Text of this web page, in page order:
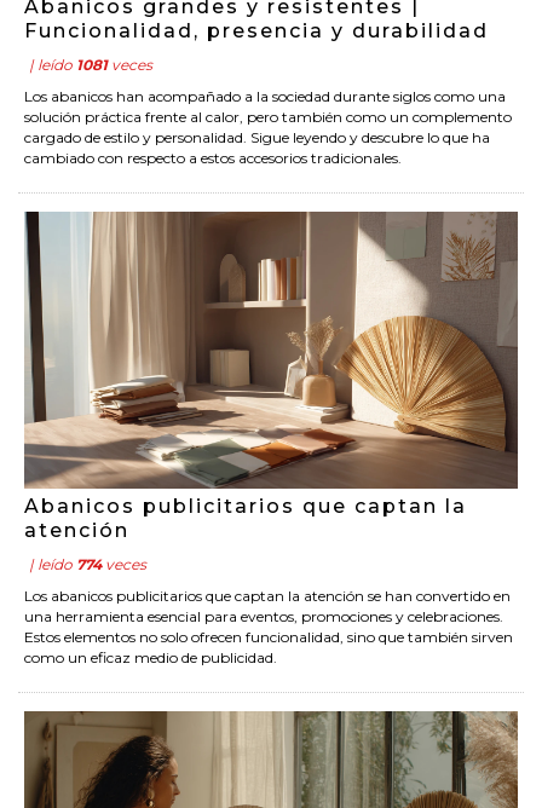
Abanicos grandes y resistentes |
Funcionalidad, presencia y durabilidad
| leído 1081veces
Los abanicos han acompañado a la sociedad durante siglos como una
solución práctica frente al calor, pero también como un complemento
cargado de estilo y personalidad. Sigue leyendo y descubre lo que ha
cambiado con respecto a estos accesorios tradicionales.
Abanicos publicitarios que captan la
atención
| leído 774veces
Los abanicos publicitarios que captan la atención se han convertido en
una herramienta esencial para eventos, promociones y celebraciones.
Estos elementos no solo ofrecen funcionalidad, sino que también sirven
como un eficaz medio de publicidad.